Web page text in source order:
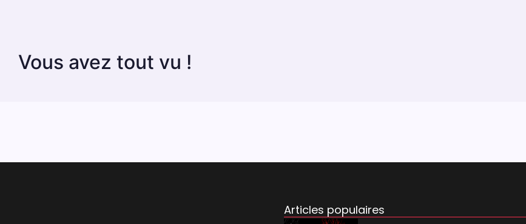
Vous avez tout vu !
Articles populaires